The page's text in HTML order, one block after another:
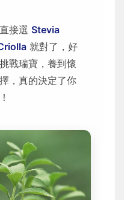
接選 Stevia
就對了，好
戰瑞寶，養到懷
，真的決定了你